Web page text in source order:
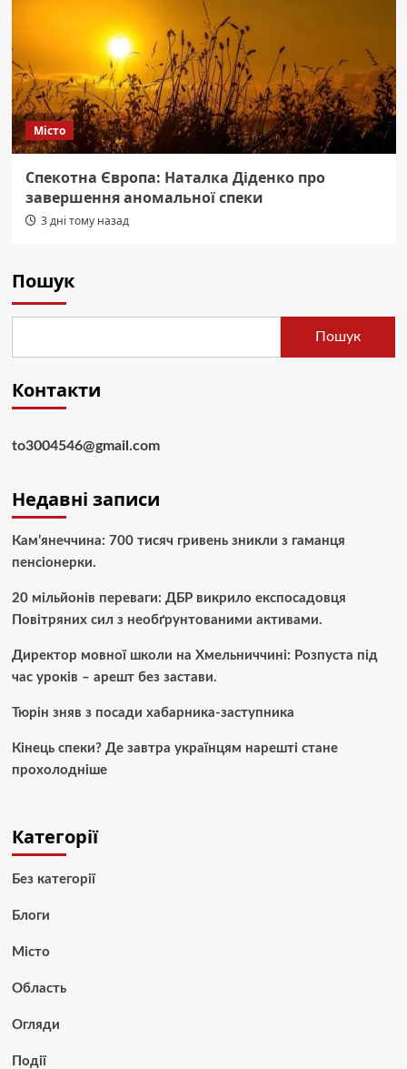
Місто
Спекотна Європа: Наталка Діденко про
завершення аномальної спеки
3 дні тому назад
Пошук
Пошук
Контакти
to3004546@gmail.com
Недавні записи
Кам’янеччина: 700 тисяч гривень зникли з гаманця
пенсіонерки.
20 мільйонів переваги: ДБР викрило експосадовця
Повітряних сил з необґрунтованими активами.
Директор мовної школи на Хмельниччині: Розпуста під
час уроків – арешт без застави.
Тюрін зняв з посади хабарника-заступника
Кінець спеки? Де завтра українцям нарешті стане
прохолодніше
Категорії
Без категорії
Блоги
Місто
Область
Огляди
Події